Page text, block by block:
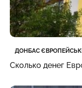
Категорія
ДОНБАС
Дата публікації
Сколько денег